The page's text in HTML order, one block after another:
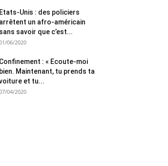
Etats-Unis : des policiers
arrêtent un afro-américain
sans savoir que c’est...
06/2020
Confinement : « Ecoute-moi
bien. Maintenant, tu prends ta
et tu...
04/2020